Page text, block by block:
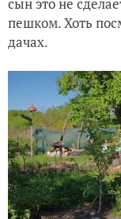
пешком. Хоть
дачах.